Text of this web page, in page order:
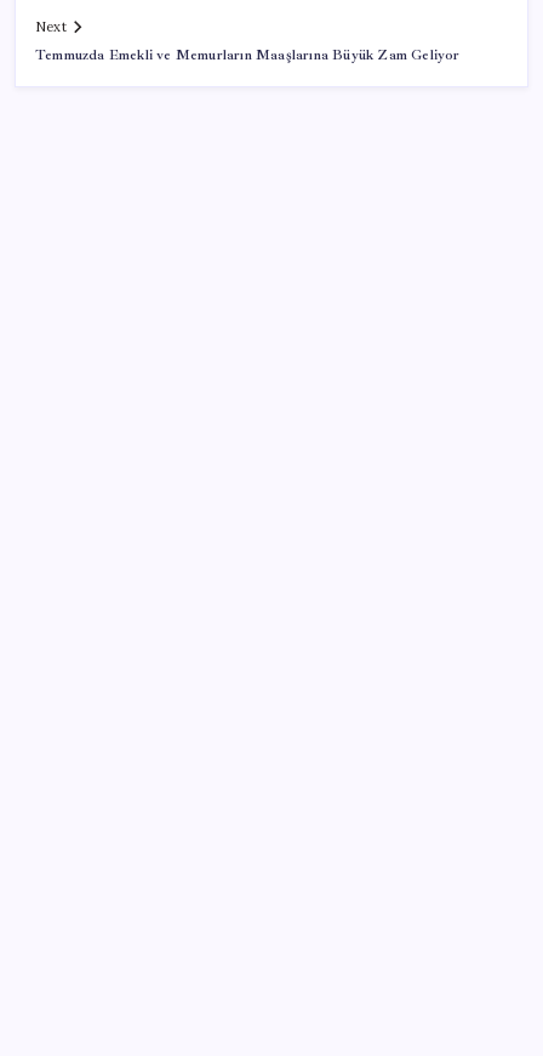
Next
Temmuzda Emekli ve Memurların Maaşlarına Büyük Zam Geliyor